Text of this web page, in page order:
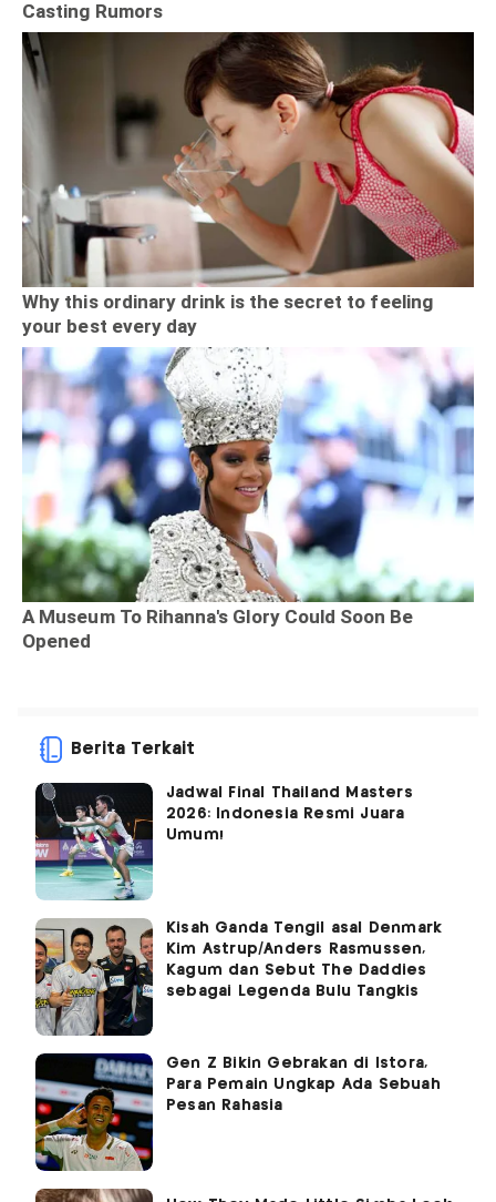
Berita Terkait
Jadwal Final Thailand Masters
2026: Indonesia Resmi Juara
Umum!
Kisah Ganda Tengil asal Denmark
Kim Astrup/Anders Rasmussen,
Kagum dan Sebut The Daddies
sebagai Legenda Bulu Tangkis
Gen Z Bikin Gebrakan di Istora,
Para Pemain Ungkap Ada Sebuah
Pesan Rahasia